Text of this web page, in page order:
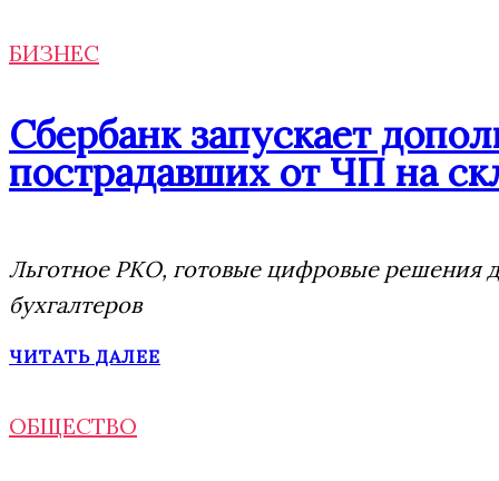
БИЗНЕС
Сбербанк запускает
пострадавших от ЧП на
Льготное РКО, готовые цифровые решения
бухгалтеров
ЧИТАТЬ ДАЛЕЕ
ОБЩЕСТВО